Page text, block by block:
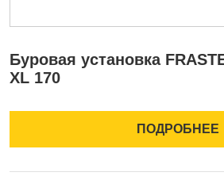
Буровая установка
XL 170
ПОДРОБНЕЕ